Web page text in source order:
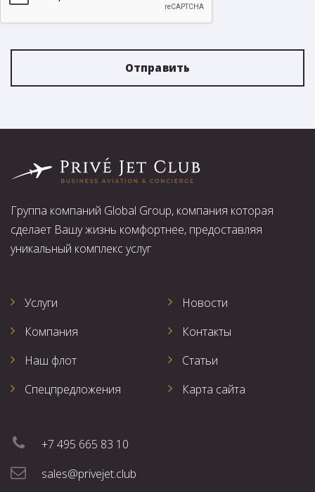
Отправить
Группа компаний Global Group, компания которая
сделает Вашу жизнь комфортнее, предоставляя
уникальный комплекс услуг
Услуги
Компания
Наш флот
Спецпредложения
Новости
Контакты
Статьи
Карта сайта
+7 495 665 83 10
sales@privejet.club